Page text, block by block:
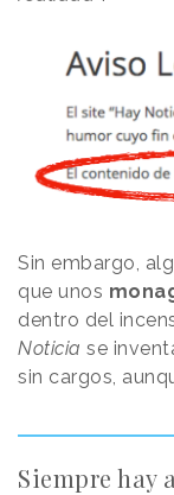
Sin embargo,
que unos
dentro del
Noticia se
sin cargos,
Siempre hay